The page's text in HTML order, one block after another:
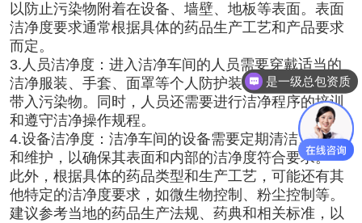
以防止污染物附着在设备、墙壁、地板等表面。表面
洁净度要求通常根据具体的药品生产工艺和产品要求
而定。
3.人员洁净度：进入洁净车间的人员需要穿戴适当的
洁净服装、手套、面罩等个人防护装备，以防止人员
带入污染物。同时，人员还需要进行洁净程序的培训
和遵守洁净操作规程。
4.设备洁净度：洁净车间的设备需要定期清洁、消毒
和维护，以确保其表面和内部的洁净度符合要求。
此外，根据具体的药品类型和生产工艺，可能还有其
他特定的洁净度要求，如微生物控制、粉尘控制等。
建议参考当地的药品生产法规、药典和相关标准，以
是一级总包资质